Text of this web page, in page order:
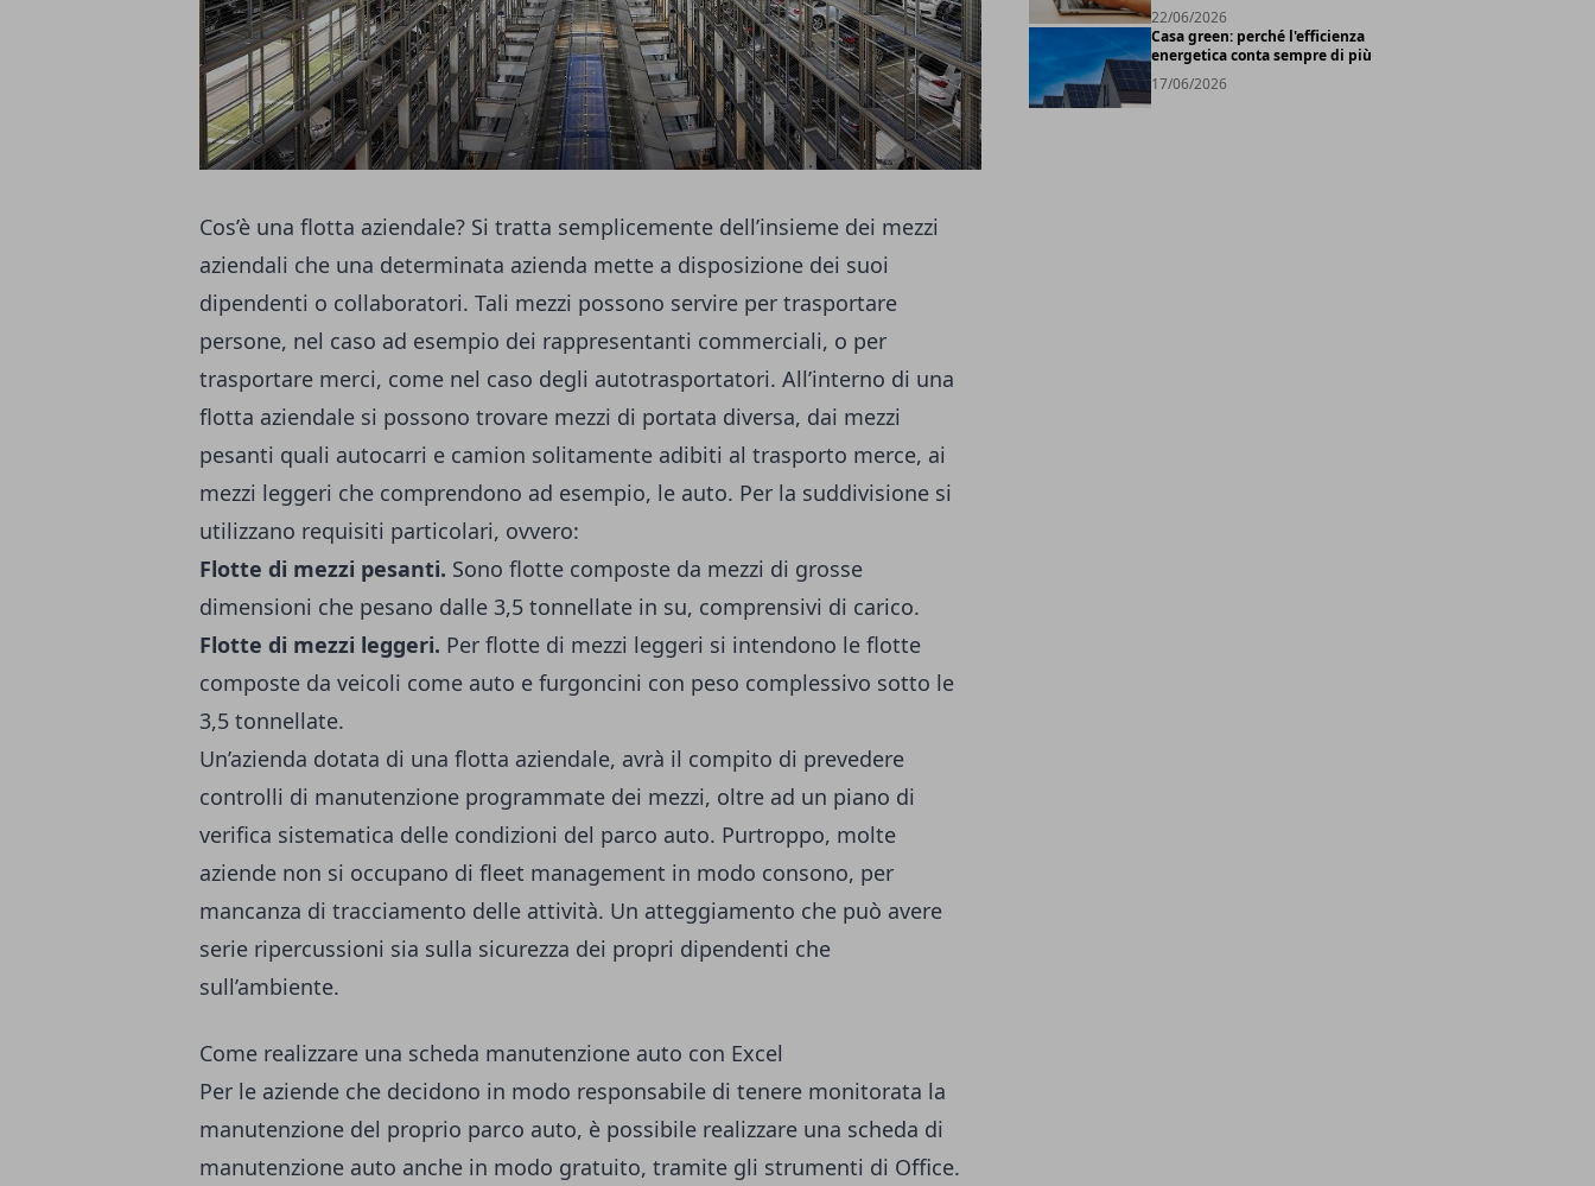
Cos’è una flotta aziendale? Si tratta semplicemente dell’insieme dei mezzi
aziendali che una determinata azienda mette a disposizione dei suoi
dipendenti o collaboratori. Tali mezzi possono servire per trasportare
persone, nel caso ad esempio dei rappresentanti commerciali, o per
trasportare merci, come nel caso degli autotrasportatori. All’interno di una
flotta aziendale si possono trovare mezzi di portata diversa, dai mezzi
pesanti quali autocarri e camion solitamente adibiti al trasporto merce, ai
mezzi leggeri che comprendono ad esempio, le auto. Per la suddivisione si
utilizzano requisiti particolari, ovvero:
Flotte di mezzi pesanti. Sono flotte composte da mezzi di grosse
dimensioni che pesano dalle 3,5 tonnellate in su, comprensivi di carico.
Flotte di mezzi leggeri. Per flotte di mezzi leggeri si intendono le flotte
composte da veicoli come auto e furgoncini con peso complessivo sotto le
3,5 tonnellate.
Un’azienda dotata di una flotta aziendale, avrà il compito di prevedere
controlli di manutenzione programmate dei mezzi, oltre ad un piano di
verifica sistematica delle condizioni del parco auto. Purtroppo, molte
aziende non si occupano di fleet management in modo consono, per
mancanza di tracciamento delle attività. Un atteggiamento che può avere
serie ripercussioni sia sulla sicurezza dei propri dipendenti che
sull’ambiente.
Come realizzare una scheda manutenzione auto con Excel
Per le aziende che decidono in modo responsabile di tenere monitorata la
manutenzione del proprio parco auto, è possibile realizzare una scheda di
manutenzione auto anche in modo gratuito, tramite gli strumenti di Office.
22/06/2026
Casa green: perché l'efficienza
energetica conta sempre di più
17/06/2026